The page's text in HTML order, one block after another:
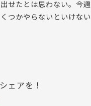
せたとは思わない。
つかやらないといけな
ェアを！